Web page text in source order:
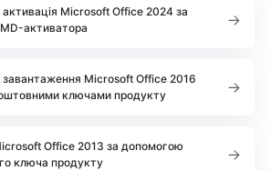
Microsoft Office 2024 за
активатора
Microsoft Office 2016
ключами продукту
Office 2013 за допомогою
ключа продукту